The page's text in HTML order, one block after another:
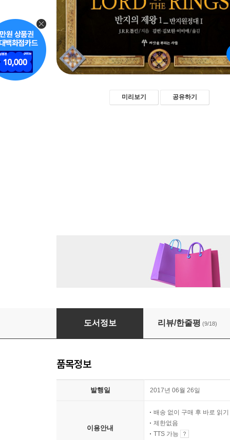
미리보기 공유하기
반지의 제왕 1
도서정보 리뷰/한줄평 (9/18)
품목정보
발행일 2017년 06월 26일
이용안내
배송 없이 구매 후 바로 읽기
제한없음
TTS 가능